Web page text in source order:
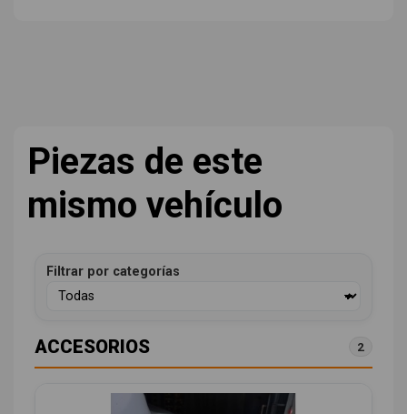
Piezas de este
mismo vehículo
Filtrar por categorías
ACCESORIOS 2